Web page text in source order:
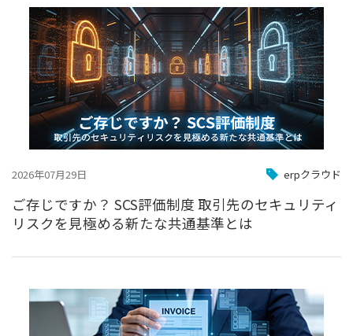
2026年07月29日 erpクラウド
ご存じですか？ SCS評価制度 取引先のセキュリティ
リスクを見極める新たな共通基準とは